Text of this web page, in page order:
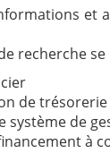
et
recherche
de trésorerie
système de
à